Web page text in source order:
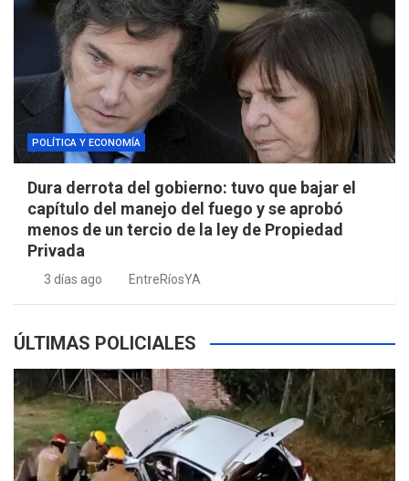
POLÍTICA Y ECONOMÍA
Dura derrota del gobierno: tuvo que bajar el
capítulo del manejo del fuego y se aprobó
menos de un tercio de la ley de Propiedad
Privada
3 días ago EntreRíosYA
ÚLTIMAS POLICIALES